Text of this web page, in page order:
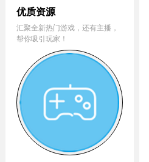
优质资源
汇聚全新热门游戏，还有主播，
帮你吸引玩家！